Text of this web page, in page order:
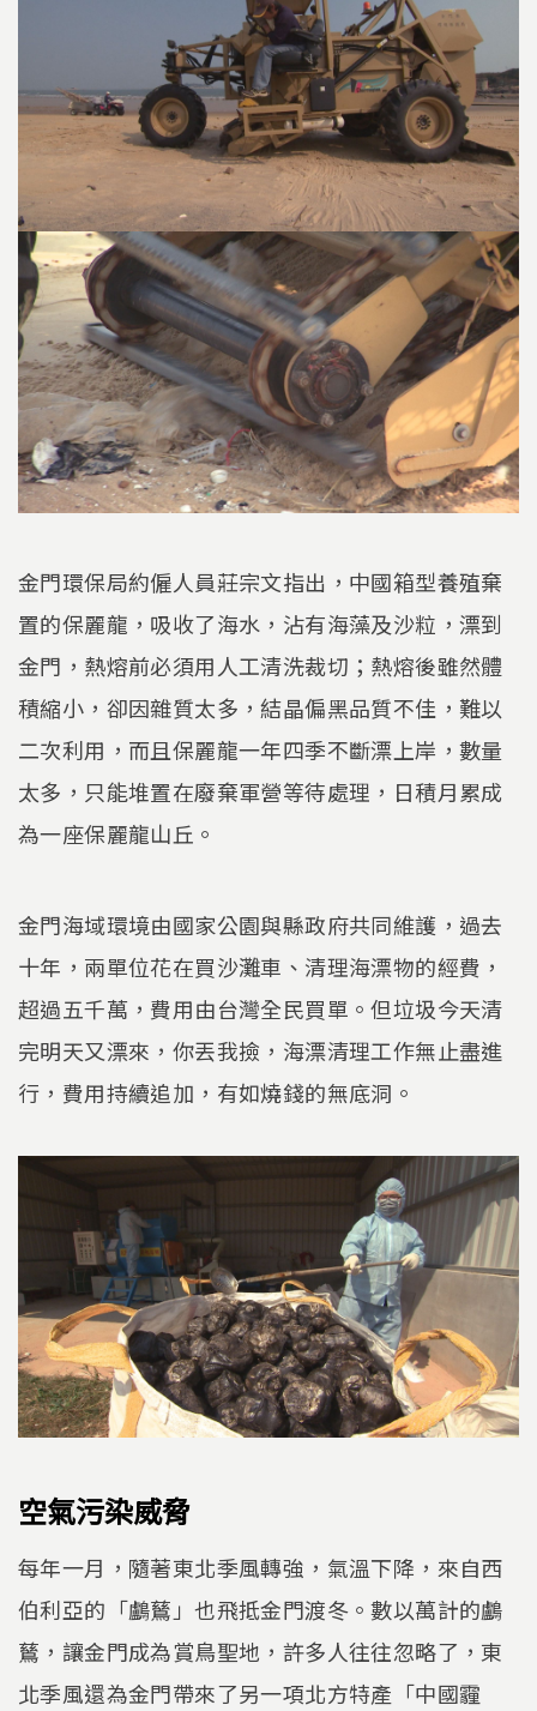
金門環保局約僱人員莊宗文指出，中國箱型養殖棄
置的保麗龍，吸收了海水，沾有海藻及沙粒，漂到
金門，熱熔前必須用人工清洗裁切；熱熔後雖然體
積縮小，卻因雜質太多，結晶偏黑品質不佳，難以
二次利用，而且保麗龍一年四季不斷漂上岸，數量
太多，只能堆置在廢棄軍營等待處理，日積月累成
為一座保麗龍山丘。
金門海域環境由國家公園與縣政府共同維護，過去
十年，兩單位花在買沙灘車、清理海漂物的經費，
超過五千萬，費用由台灣全民買單。但垃圾今天清
完明天又漂來，你丟我撿，海漂清理工作無止盡進
行，費用持續追加，有如燒錢的無底洞。
空氣污染威脅
每年一月，隨著東北季風轉強，氣溫下降，來自西
伯利亞的「鸕鶿」也飛抵金門渡冬。數以萬計的鸕
鶿，讓金門成為賞鳥聖地，許多人往往忽略了，東
北季風還為金門帶來了另一項北方特產「中國霾